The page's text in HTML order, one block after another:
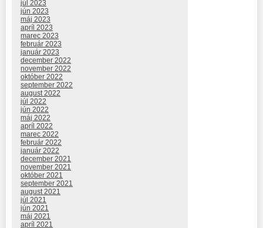
júl 2023
jún 2023
máj 2023
apríl 2023
marec 2023
február 2023
január 2023
december 2022
november 2022
október 2022
september 2022
august 2022
júl 2022
jún 2022
máj 2022
apríl 2022
marec 2022
február 2022
január 2022
december 2021
november 2021
október 2021
september 2021
august 2021
júl 2021
jún 2021
máj 2021
apríl 2021